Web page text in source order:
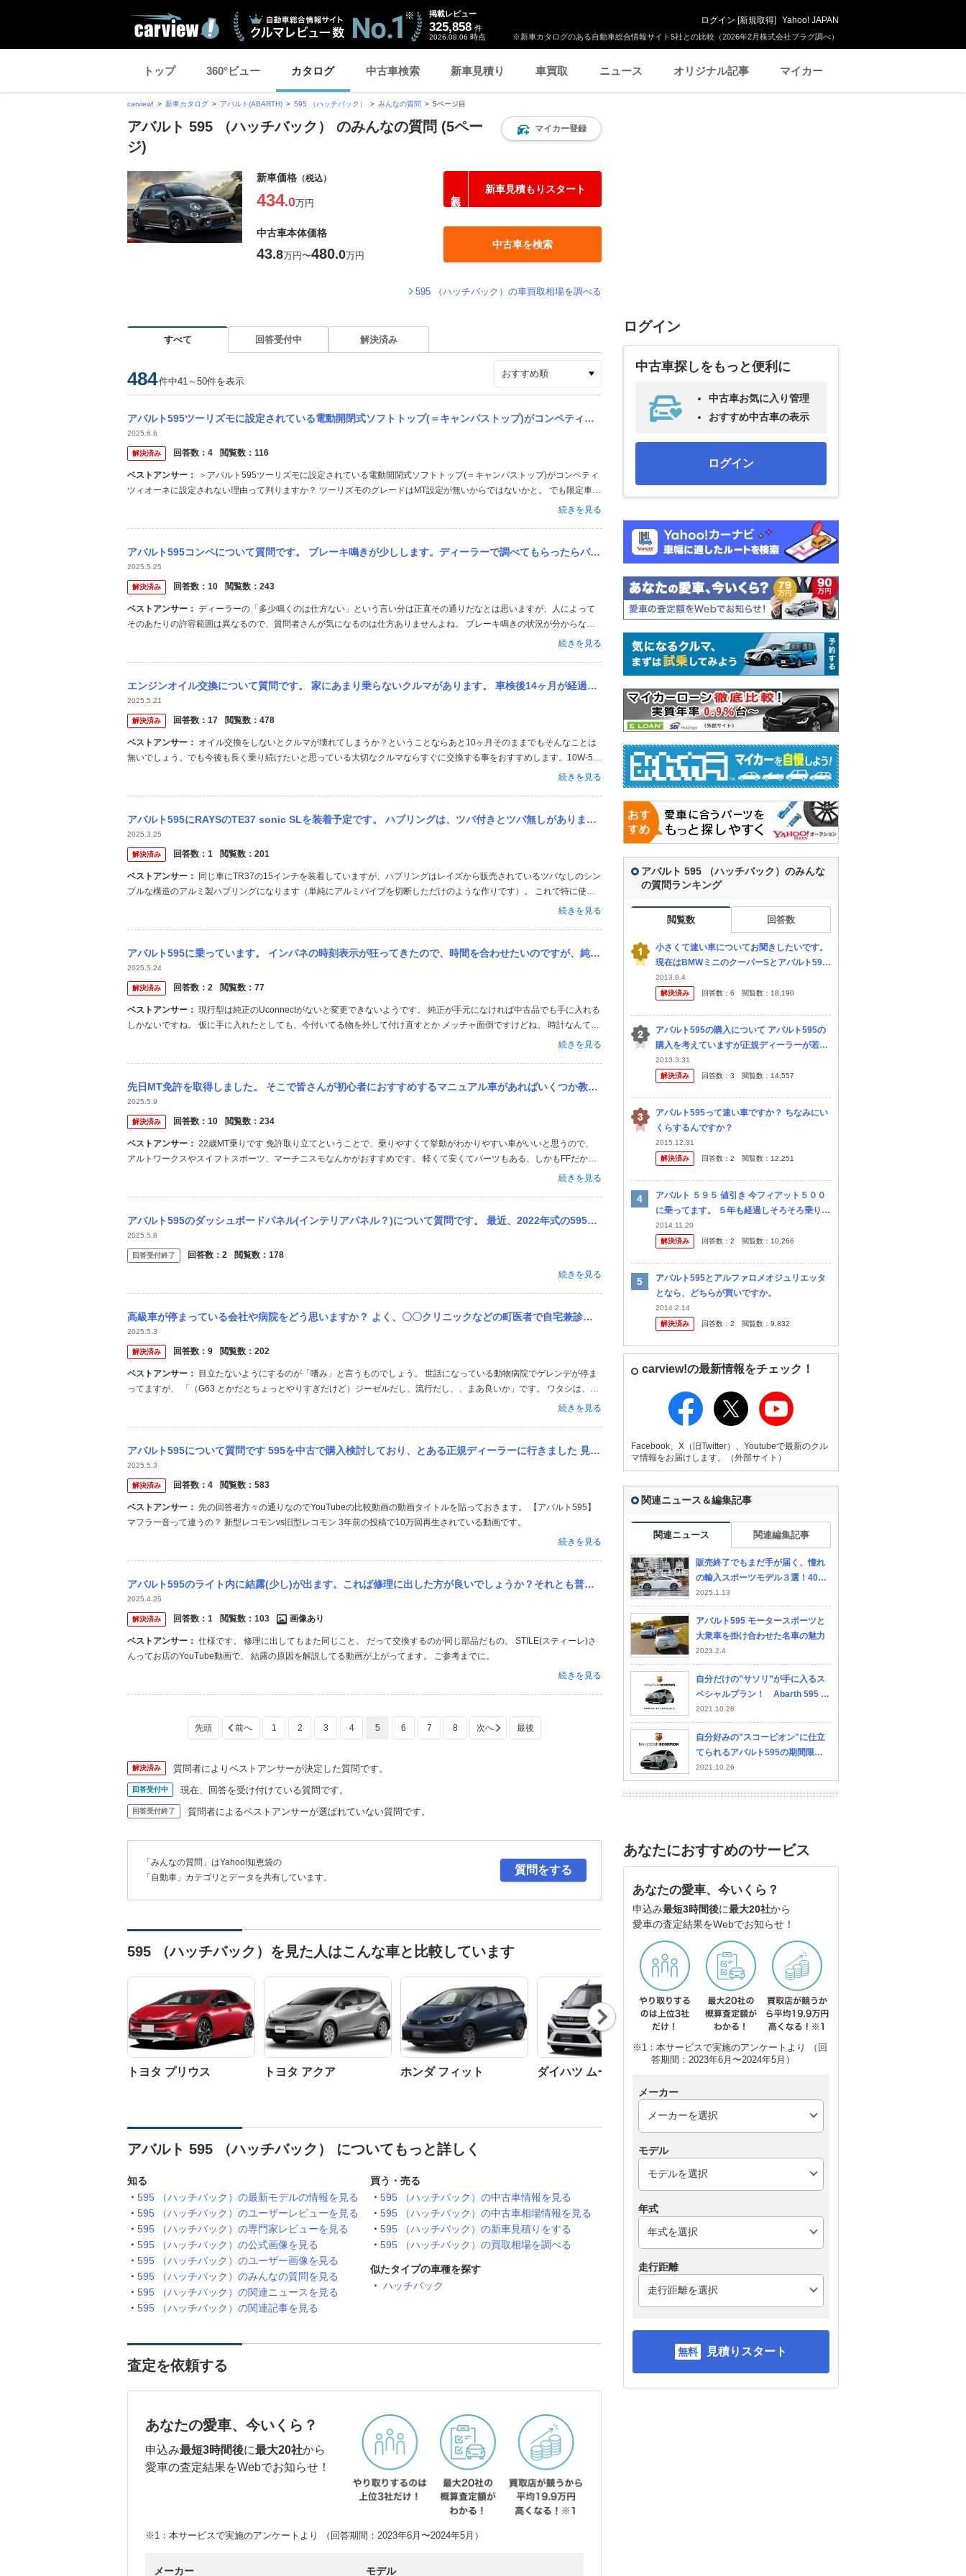
※新車カタログのある自動車総合情報サイト5社との比較（2026年2月株式会社プラグ調べ）
掲載レビュー
325,858 件
2026.08.06 時点
ログイン [新規取得] Yahoo! JAPAN
トップ 360°ビュー カタログ 中古車検索 新車見積り 車買取 ニュース オリジナル記事 マイカー
carview! 新車カタログ アバルト(ABARTH) 595 （ハッチバック） みんなの質問 5ページ目
アバルト 595 （ハッチバック） のみんなの質問 (5ペー
ジ)
マイカー登録
新車価格 （税込）
434.0万円
新車見積もりスタート
中古車本体価格
43.8万円〜480.0万円
中古車を検索
595 （ハッチバック）の車買取相場を調べる
すべて 回答受付中 解決済み
484件中41～50件を表示
アバルト595ツーリズモに設定されている電動開閉式ソフトトップ(＝キャンパストップ)がコンペティツィオーネに設定されない理由って判りますか？ 本国でも設定はないのでしょうか？ このクラスで左ハン...
2025.6.6
解決済み 回答数： 4 閲覧数： 116
ベストアンサー：
ツィオーネに設定されない理由って判りますか？ ツーリズモのグレードはMT設定が無いからではないかと。 でも限定車で
「ツーリズモMTリミテッド」がありますけどね・・・ ＞本国でも設定はないのでしょうか？ あります（した？） 日本に
続きを見る
アバルト595コンペについて質問です。 ブレーキ鳴きが少しします。ディーラーで調べてもらったらパッドもローターも問題なし、『多少鳴くのは仕方ない』との事。 鳴きを無くす事は出来ないのでしょうか？ パッ
2025.5.25
解決済み 回答数： 10 閲覧数： 243
ベストアンサー：
そのあたりの許容範囲は異なるので、質問者さんが気になるのは仕方ありませんよね。 ブレーキ鳴きの状況が分からない
のですが、もしパッドを交換してから間がないというようなことであれば、少し強めのブレーキングを繰り返してパッドと
続きを見る
エンジンオイル交換について質問です。 家にあまり乗らないクルマがあります。 車検後14ヶ月が経過して、走行距離が約1000Kmです。 アバルト595コンペなのでスタンドでのオイル交換が出来ません。 D
2025.5.21
解決済み 回答数： 17 閲覧数： 478
ベストアンサー：
無いでしょう。でも今後も長く乗り続けたいと思っている大切なクルマならすぐに交換する事をおすすめします。10W-50
という粘度の高いオイルが指定されている、エンジンとしては年季の入った型式ですからもっといたわってあげてくださ
続きを見る
アバルト595にRAYSのTE37 sonic SLを装着予定です。 ハブリングは、ツバ付きとツバ無しがありますがどちらが良いでしょうか？ どなたかわかりますか？
2025.3.25
解決済み 回答数： 1 閲覧数： 201
ベストアンサー：
プルな構造のアルミ製ハブリングになります（単純にアルミパイプを切断しただけのような作りです）。 これで特に使用
続きを見る
アバルト595に乗っています。 インパネの時刻表示が狂ってきたので、時間を合わせたいのですが、純正のモニターがありません。 どうにか調整する方法は、ありませんでしょうか？
2025.5.24
解決済み 回答数： 2 閲覧数： 77
ベストアンサー：
しかないですね。 仮に手に入れたとしても、今付いてる物を外して付け直すとか メッチャ面倒ですけどね。 時計なんて気
続きを見る
先日MT免許を取得しました。 そこで皆さんが初心者におすすめするマニュアル車があればいくつか教えてください。 因みに皆さんが人生で初めて購入した車は何ですか？
2025.5.9
解決済み 回答数： 10 閲覧数： 234
ベストアンサー：
アルトワークスやスイフトスポーツ、マーチニスモなんかがおすすめです。 軽くて安くてパーツもある、しかもFFだから
扱いやすいとてもいい車達ですよ！ 少し乗って慣れてきたらドレスアップなりチューニングなりかなりたくさんの選択肢
続きを見る
アバルト595のダッシュボードパネル(インテリアパネル？)について質問です。 最近、2022年式の595を購入しました。ダッシュボードパネルにDIYでアルカンターラを貼ろうと思っていますが、ノー...
2025.5.8
回答受付終了 回答数： 2 閲覧数： 178
続きを見る
高級車が停まっている会社や病院をどう思いますか？ よく、〇〇クリニックなどの町医者で自宅兼診療所というクリニックは多いと思います。 そこの自宅にポルシェ２台にベンツ１台など乗っていたり、高級...
2025.5.3
解決済み 回答数： 9 閲覧数： 202
ベストアンサー：
ってますが、 「（G63 とかだとちょっとやりすぎだけど）ジーゼルだし、流行だし、、まあ良いか」です。 ワタシは、91
1ターボ、AMG-E、アバルト595、新車購入ですが、社員の皆さんや取引先、世間様には内緒にしています、、、定時株主
続きを見る
アバルト595について質問です 595を中古で購入検討しており、とある正規ディーラーに行きました 見つけた個体は2020年式、左ハンドル、MTです バルブ可変の確認をするため、エンジンをかけた後...
2025.5.3
解決済み 回答数： 4 閲覧数： 583
ベストアンサー：
マフラー音って違うの？ 新型レコモンvs旧型レコモン 3年前の投稿で10万回再生されている動画です。
続きを見る
アバルト595のライト内に結露(少し)が出ます。これば修理に出した方が良いでしょうか？それとも普通なのでしょうか？ 多分結露が出て晴れた日中走れば消えるレベルだと思います。結露が出るのを放置した...
2025.4.25
解決済み 回答数： 1 閲覧数： 103 画像あり
ベストアンサー：
んってお店のYouTube動画で、 結露の原因を解説してる動画が上がってます。 ご参考までに。
続きを見る
1 2 3 4 5 6 7 8
解決済み 質問者によりベストアンサーが決定した質問です。
回答受付中 現在、回答を受け付けている質問です。
回答受付終了 質問者によるベストアンサーが選ばれていない質問です。
「みんなの質問」はYahoo!知恵袋の
「自動車」カテゴリとデータを共有しています。
質問をする
595 （ハッチバック）を見た人はこんな車と比較しています
トヨタ プリウス トヨタ アクア ホンダ フィット ダイハツ ムーヴ
Nex
t
アバルト 595 （ハッチバック） についてもっと詳しく
知る
595 （ハッチバック）の最新モデルの情報を見る
595 （ハッチバック）のユーザーレビューを見る
595 （ハッチバック）の専門家レビューを見る
595 （ハッチバック）の公式画像を見る
595 （ハッチバック）のユーザー画像を見る
595 （ハッチバック）のみんなの質問を見る
595 （ハッチバック）の関連ニュースを見る
595 （ハッチバック）の関連記事を見る
買う・売る
595 （ハッチバック）の中古車情報を見る
595 （ハッチバック）の中古車相場情報を見る
595 （ハッチバック）の新車見積りをする
595 （ハッチバック）の買取相場を調べる
似たタイプの車種を探す
ハッチバック
査定を依頼する
あなたの愛車、今いくら？
申込み最短3時間後に最大20社から
愛車の査定結果をWebでお知らせ！
※1：本サービスで実施のアンケートより （回答期間：2023年6月〜2024年5月）
メーカー モデル
ログイン
中古車探しをもっと便利に
中古車お気に入り管理
おすすめ中古車の表示
ログイン
アバルト 595 （ハッチバック）のみんな
の質問ランキング
閲覧数 回答数
小さくて速い車についてお聞きしたいです。
現在はBMWミニのクーパーSとアバルト595
に乗っています。どちらもとても速く力もあ
りいい車です。 しかし、ちょっともの足りな
2013.8.4
解決済み
回答数： 6 閲覧数： 18,190
アバルト595の購入について アバルト595の
購入を考えていますが正規ディーラーが若干
遠方（都内）でした。ネットで調べたところ
自宅の比較的近く（埼玉）に、主にイタリア
2013.3.31
解決済み
回答数： 3 閲覧数： 14,557
アバルト595って速い車ですか？ ちなみにい
くらするんですか？
2015.12.31
解決済み
回答数： 2 閲覧数： 12,251
アバルト ５９５ 値引き 今フィアット５００
に乗ってます。 ５年も経過しそろそろ乗り換
えたいです。 アバルト５９５ほしいのだが値
引きはありますの？ マフラー無料なら来週
2014.11.20
解決済み
回答数： 2 閲覧数： 10,266
アバルト595とアルファロメオジュリエッタ
となら、どちらが買いですか。
2014.2.14
解決済み
回答数： 2 閲覧数： 9,832
carview!の最新情報をチェック！
Facebook、X（旧Twitter）、Youtubeで最新のクル
マ情報をお届けします。（外部サイト）
関連ニュース＆編集記事
関連ニュース 関連編集記事
販売終了でもまだ手が届く、憧れ
の輸入スポーツモデル３選！400
万円で狙えるおすすめ中古車
2025.1.13
アバルト595 モータースポーツと
大衆車を掛け合わせた名車の魅力
2023.2.4
自分だけの”サソリ”が手に入るス
ペシャルプラン！ Abarth 595 シ
リーズのカスタマイズ・プログラ
ムを展開
2021.10.28
自分好みの"スコーピオン"に仕立
てられるアバルト595の期間限定
カスタマイズ・プログラムが今年2
度目の始動
2021.10.26
あなたにおすすめのサービス
あなたの愛車、今いくら？
申込み最短3時間後に最大20社から
愛車の査定結果をWebでお知らせ！
※1：本サービスで実施のアンケートより （回
答期間：2023年6月〜2024年5月）
メーカー
モデル
年式
走行距離
見積りスタート